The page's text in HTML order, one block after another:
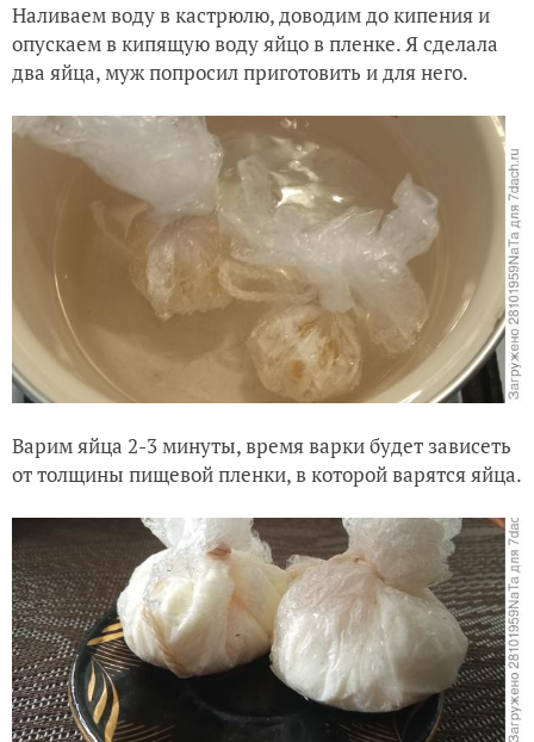
Наливаем воду в кастрюлю, доводим до кипения и
опускаем в кипящую воду яйцо в пленке. Я сделала
два яйца, муж попросил приготовить и для него.
Варим яйца 2-3 минуты, время варки будет зависеть
от толщины пищевой пленки, в которой варятся яйца.